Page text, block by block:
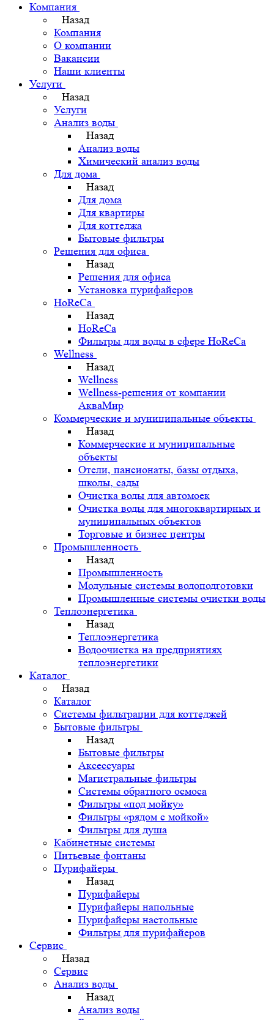
Компания
Назад
Компания
О компании
Вакансии
Наши клиенты
Услуги
Назад
Услуги
Анализ воды
Назад
Анализ воды
Химический анализ воды
Для дома
Назад
Для дома
Для квартиры
Для коттеджа
Бытовые фильтры
Решения для офиса
Назад
Решения для офиса
Установка пурифайеров
HoReCa
Назад
HoReCa
Фильтры для воды в сфере HoReCa
Wellness
Назад
Wellness
Wellness-решения от компании
АкваМир
Коммерческие и муниципальные объекты
Назад
Коммерческие и муниципальные
объекты
Отели, пансионаты, базы отдыха,
школы, сады
Очистка воды для автомоек
Очистка воды для многоквартирных и
муниципальных объектов
Торговые и бизнес центры
Промышленность
Назад
Промышленность
Модульные системы водоподготовки
Промышленные системы очистки воды
Теплоэнергетика
Назад
Теплоэнергетика
Водоочистка на предприятиях
теплоэнергетики
Каталог
Назад
Каталог
Системы фильтрации для коттеджей
Бытовые фильтры
Назад
Бытовые фильтры
Аксессуары
Магистральные фильтры
Системы обратного осмоса
Фильтры «под мойку»
Фильтры «рядом с мойкой»
Фильтры для душа
Кабинетные системы
Питьевые фонтаны
Пурифайеры
Назад
Пурифайеры
Пурифайеры напольные
Пурифайеры настольные
Фильтры для пурифайеров
Сервис
Назад
Сервис
Анализ воды
Назад
Анализ воды